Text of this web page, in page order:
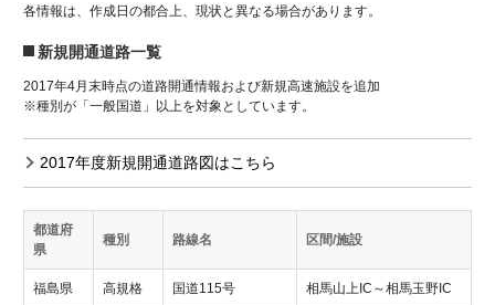
各情報は、作成日の都合上、現状と異なる場合があります。
新規開通道路一覧
2017年4月末時点の道路開通情報および新規高速施設を追加
※種別が「一般国道」以上を対象としています。
2017年度新規開通道路図はこちら
都道府
県
種別 路線名 区間/施設
福島県 高規格 国道115号 相馬山上IC～相馬玉野IC